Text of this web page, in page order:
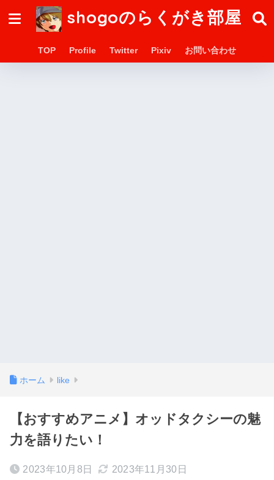
shogoのらくがき部屋
TOP Profile Twitter Pixiv お問い合わせ
ホーム like
【おすすめアニメ】オッドタクシーの魅
力を語りたい！
2023年10月8日 2023年11月30日